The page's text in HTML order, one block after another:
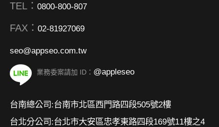
TEL： 0800-800-807
FAX： 02-81927069
seo@appseo.com.tw
業務委案請加 ID： @appleseo
台南總公司:台南市北區西門路四段505號2樓
台北分公司:台北市大安區忠孝東路四段169號11樓之4